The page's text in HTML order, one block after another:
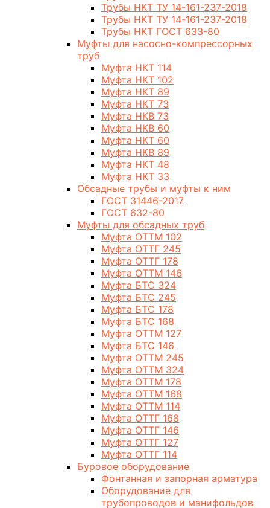
Трубы НКТ ТУ 14-161-237-2018
Трубы НКТ ТУ 14-161-237-2018
Трубы НКТ ГОСТ 633-80
Муфты для насосно-компрессорных
труб
Муфта НКТ 114
Муфта НКТ 102
Муфта НКТ 89
Муфта НКТ 73
Муфта НКВ 73
Муфта НКВ 60
Муфта НКТ 60
Муфта НКВ 89
Муфта НКТ 48
Муфта НКТ 33
Обсадные трубы и муфты к ним
ГОСТ 31446-2017
ГОСТ 632-80
Муфты для обсадных труб
Муфта ОТТМ 102
Муфта ОТТГ 245
Муфта ОТТГ 178
Муфта ОТТМ 146
Муфта БТС 324
Муфта БТС 245
Муфта БТС 178
Муфта БТС 168
Муфта ОТТМ 127
Муфта БТС 146
Муфта ОТТМ 245
Муфта ОТТМ 324
Муфта ОТТМ 178
Муфта ОТТМ 168
Муфта ОТТМ 114
Муфта ОТТГ 168
Муфта ОТТГ 146
Муфта ОТТГ 127
Муфта ОТТГ 114
Буровое оборудование
Фонтанная и запорная арматура
Оборудование для
трубопроводов и манифольдов